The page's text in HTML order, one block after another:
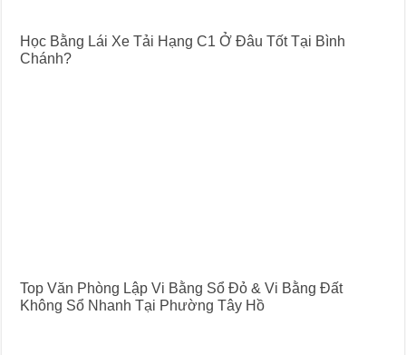
Học Bằng Lái Xe Tải Hạng C1 Ở Đâu Tốt Tại Bình
Chánh?
Top Văn Phòng Lập Vi Bằng Sổ Đỏ & Vi Bằng Đất
Không Sổ Nhanh Tại Phường Tây Hồ